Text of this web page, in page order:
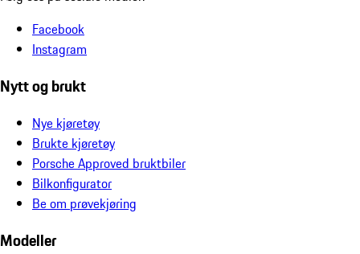
Facebook
Instagram
Nytt og brukt
Nye kjøretøy
Brukte kjøretøy
Porsche Approved bruktbiler
Bilkonfigurator
Be om prøvekjøring
Modeller